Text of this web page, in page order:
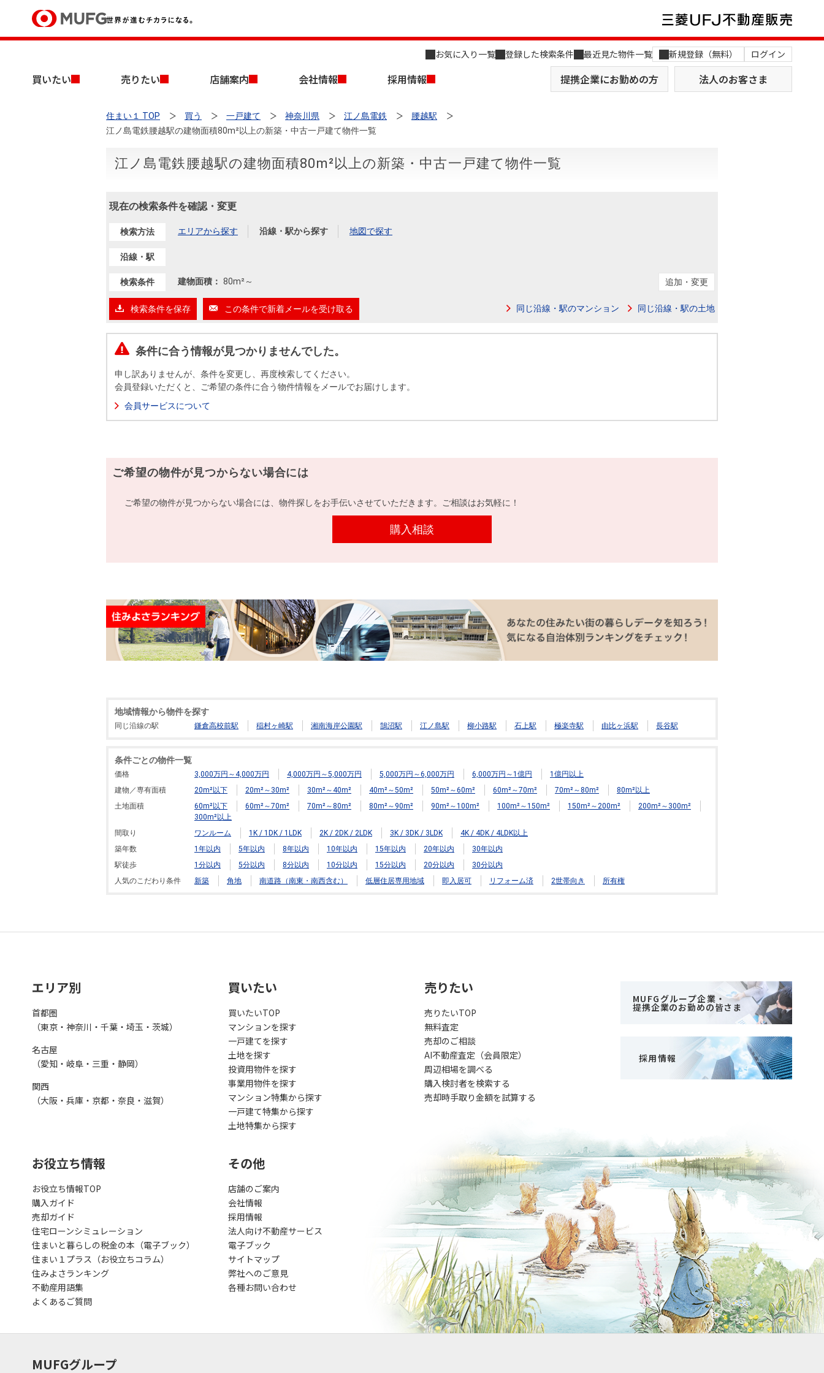
お気に入り一覧 登録した検索条件 最近見た物件一覧 新規登録（無料） ログイン
買いたい 売りたい 店舗案内 会社情報 採用情報 提携企業にお勤めの方 法人のお客さま
買いたいTOP
中古マンションを探す
投資用物件を探す
売りたいTOP
無料査定
売却時手取り金額試算
店舗案内TOP
店舗のご案内（首都圏）
会社情報TOP
組織図
会社案内（電子ブック版）
採用情報TOP
売りたい
住まい１ TOP 買う 一戸建て 神奈川県 江ノ島電鉄
腰越駅
江ノ島電鉄腰越駅の建物面積80m²以上の新築・中古一戸建て物件一覧
江ノ島電鉄腰越駅の建物面積80m²以上の新築・中古一戸建て物件一覧
現在の検索条件を確認・変更
検索方法 エリアから探す 沿線・駅から探す 地図で探す
沿線・駅
検索条件 建物面積： 80m²～ 追加・変更
検索条件を保存 この条件で新着メールを受け取る 同じ沿線・駅のマンション 同じ沿線・駅の土地
条件に合う情報が見つかりませんでした。
申し訳ありませんが、条件を変更し、再度検索してください。
会員登録いただくと、ご希望の条件に合う物件情報をメールでお届けします。
会員サービスについて
ご希望の物件が見つからない場合には
ご希望の物件が見つからない場合には、物件探しをお手伝いさせていただきます。ご相談はお気軽に！
購入相談
地域情報から物件を探す
同じ沿線の駅 鎌倉高校前駅 稲村ヶ崎駅 湘南海岸公園駅 鵠沼駅 江ノ島駅 柳小路駅 石上駅 極楽寺駅 由比ヶ浜駅 長谷駅
条件ごとの物件一覧
価格 3,000万円～4,000万円 4,000万円～5,000万円 5,000万円～6,000万円 6,000万円～1億円
1億円以上
建物／専有面積
20m²以下 20m²～30m² 30m²～40m² 40m²～50m² 50m²～60m² 60m²～70m² 70m²～80m²
80m²以上
土地面積
60m²以下 60m²～70m² 70m²～80m² 80m²～90m² 90m²～100m² 100m²～150m² 150m²～200m²
200m²～300m²
300m²以上
間取り
ワンルーム 1K / 1DK / 1LDK 2K / 2DK / 2LDK 3K / 3DK / 3LDK
4K / 4DK / 4LDK以上
築年数
1年以内 5年以内 8年以内 10年以内 15年以内 20年以内
30年以内
駅徒歩
1分以内 5分以内 8分以内 10分以内 15分以内 20分以内
30分以内
人気のこだわり条件
新築 角地 南道路（南東・南西含む） 低層住居専用地域 即入居可 リフォーム済 2世帯向き 所有権
エリア別
首都圏
（東京・神奈川・千葉・埼玉・茨城）
名古屋
（愛知・岐阜・三重・静岡）
関西
（大阪・兵庫・京都・奈良・滋賀）
買いたい
買いたいTOP
マンションを探す
一戸建てを探す
土地を探す
投資用物件を探す
事業用物件を探す
マンション特集から探す
一戸建て特集から探す
土地特集から探す
売りたい
売りたいTOP
無料査定
売却のご相談
AI不動産査定（会員限定）
周辺相場を調べる
購入検討者を検索する
売却時手取り金額を試算する
MUFGグループ企業・
提携企業のお勤めの皆さま
採用情報
お役立ち情報
お役立ち情報TOP
購入ガイド
売却ガイド
住宅ローンシミュレーション
住まいと暮らしの税金の本（電子ブック）
住まい１プラス（お役立ちコラム）
住みよさランキング
不動産用語集
よくあるご質問
その他
店舗のご案内
会社情報
採用情報
法人向け不動産サービス
電子ブック
サイトマップ
弊社へのご意見
各種お問い合わせ
MUFGグループ